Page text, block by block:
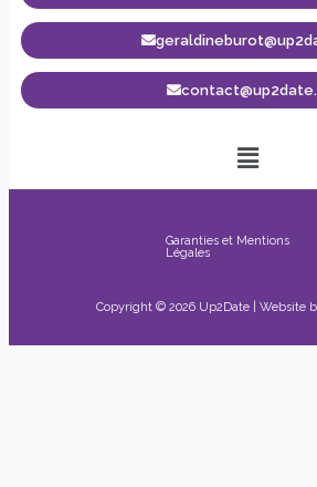
Garanties et Mentions
Légales
Copyright © 2026 Up2Date | Website